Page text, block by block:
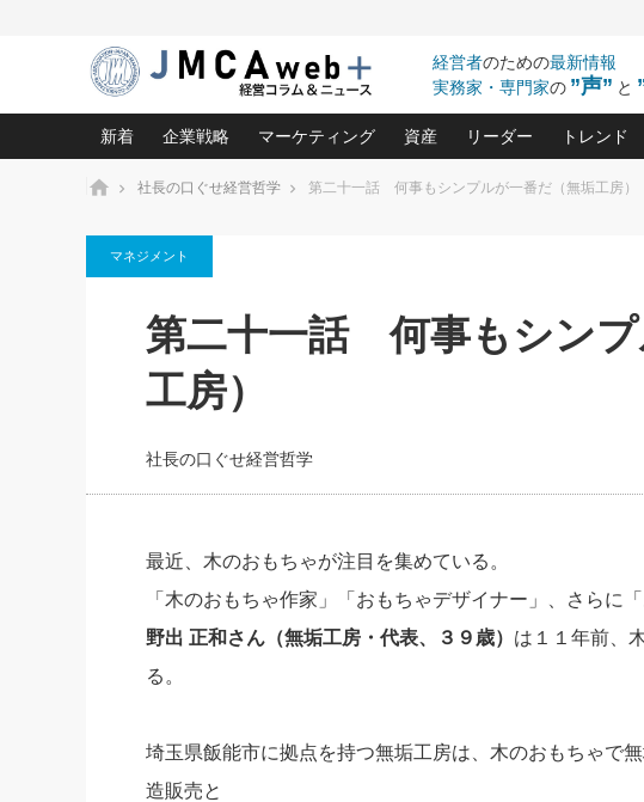
経営者のための最新情報
実務家・専門家の ”声” と
新着
相談15：銀行がやたらと固定金
利を勧めてきます！やはり固定
がよいのでしょうか！
2026.08.7
日号）
企業戦略
中小企業の「１位づくり」戦略(96)
利益を最大化する「業務改善」横田尚哉氏(5)
強い会社を築く ビジネス・クリニック(240)
日本レーザー「人を大切にしながら利益を上げる経営」の極意
(3)
武器としてのM&A入門(3)
社長のための“儲かる通販”戦略視点(151)
継続経営 百話百行(85)
マーケティング
ロングセラーの玉手箱(9)
資産
中国経済の最新動向(204)
事業承継の前に、決めておき
リーダー
ピョートル・F・グジ
次もあなたにお願い
社長の右腕をつくる
酒井英之の社長のビ
トレンド
北村森の
ホーム 社長の口ぐせ経営哲学 第二十一話 何事もシンプルが一番だ（無垢工房）
マネジメント
第二十一話 何事もシンプ
工房）
社長の口ぐせ経営哲学
最近、木のおもちゃが注目を集めている。
「木のおもちゃ作家」「おもちゃデザイナー」、さらに
野出 正和さん（無垢工房・代表、３９歳） は１１年前、
る。
埼玉県飯能市に拠点を持つ無垢工房は、木のおもちゃで
造販売と